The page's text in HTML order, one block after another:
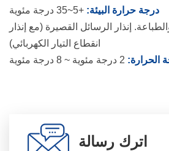
درجة حرارة البيئة: +5~35 درجة مئوية
إنذار الرسائل القصيرة (مع إنذار
انقطاع التيار الكهربائي)
الحرارة: 2 درجة مئوية ~ 8 درجة مئوية
اترك رسالة